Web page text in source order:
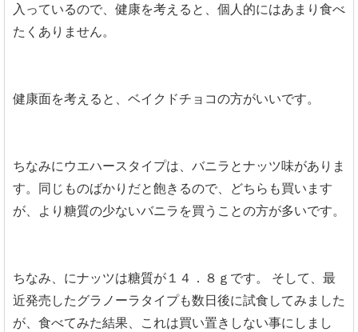
入っているので、健康を考えると、個人的にはあまり食べ
たくありません。
健康面を考えると、ベイクドチョコの方がいいです。
ちなみにウエハースタイプは、バニラとナッツ味がありま
す。同じものばかりだと飽きるので、どちらも買います
が、より糖質の少ないバニラを買うことの方が多いです。
ちなみ、にナッツは糖質が１４．８ｇです。
そして、最
近発売したグラノーラタイプも数日後に試食してみました
が、食べてみた結果、これは買い置きしない事にしまし